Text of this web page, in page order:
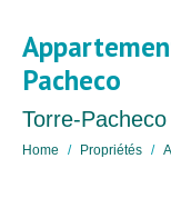
Pacheco
Torre-
Home Propriétés